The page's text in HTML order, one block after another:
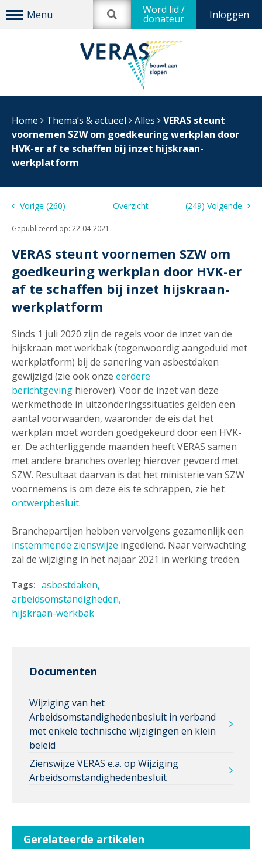
Inloggen
Word lid /
donateur
Home Thema’s & actueel Alles
VERAS steunt
voornemen SZW om goedkeuring werkplan door
HVK-er af te schaffen bij inzet hijskraan-
werkplatform
Vorige (260) Overzicht (249) Volgende
Gepubliceerd op: 22-04-2021
VERAS steunt voornemen SZW om
goedkeuring werkplan door HVK-er
af te schaffen bij inzet hijskraan-
werkplatform
Sinds 1 juli 2020 zijn de regels voor de inzet van de
hijskraan met werkbak (tegenwoordig aangeduid met
werkplatform) bij de sanering van asbestdaken
gewijzigd (zie ook onze eerdere
berichtgeving hierover). Voor de inzet van deze
werkmethode in uitzonderingssituaties gelden een
aantal voorwaarden, waaronder de eis dat het
werkplan moet worden goedgekeurd door een HVK-
er. De achterliggende maanden heeft VERAS samen
met andere branches overleg hierover gevoerd met
SZW. Resultaat daarvan is dat het ministerie van SZW
voornemens is om deze eis te schrappen, zie het
ontwerpbesluit.
Branchepartijen hebben vervolgens gezamenlijk een
instemmende zienswijze ingediend. Naar verwachting
zal de wijziging in het najaar 2021 in werking treden.
Tags: asbestdaken
arbeidsomstandigheden
hijskraan-werkbak
Documenten
Wijziging van het
Arbeidsomstandighedenbesluit in verband
met enkele technische wijzigingen en klein
beleid
Zienswijze VERAS e.a. op Wijziging
Arbeidsomstandighedenbesluit
Gerelateerde artikelen